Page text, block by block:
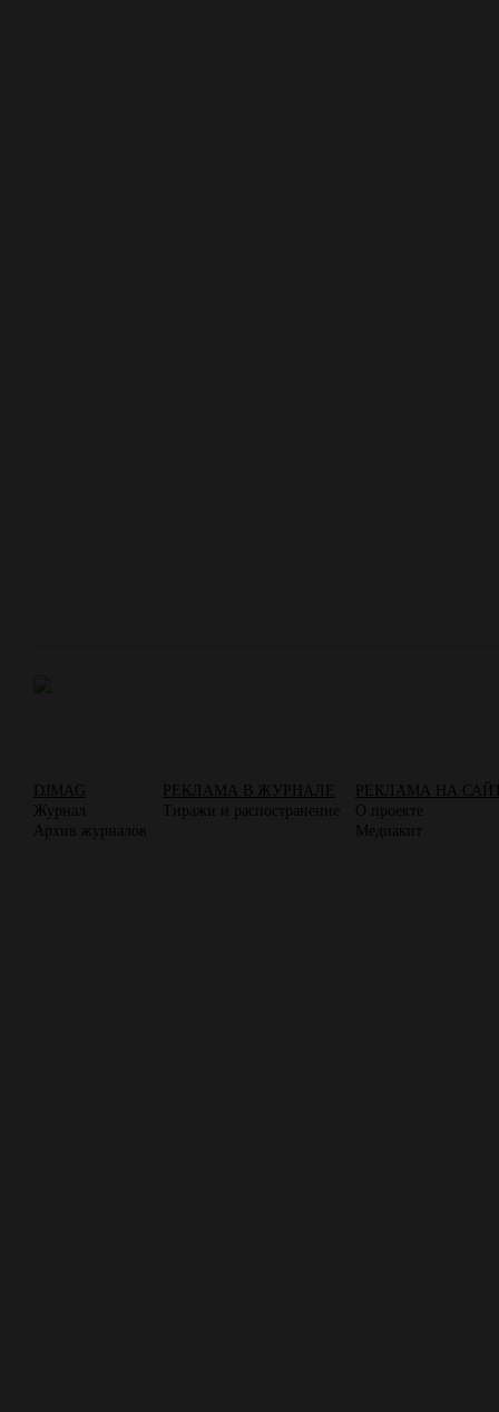
DJMAG
Журнал
Архив журналов
РЕКЛАМА В ЖУРНАЛЕ
Тиражи и распостранение
РЕКЛАМА НА
О проекте
Медиакит